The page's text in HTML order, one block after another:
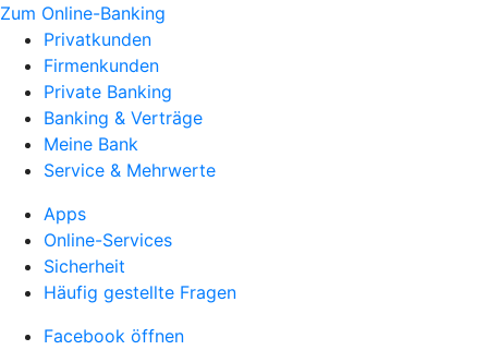
Zum Online-Banking
Privatkunden
Firmenkunden
Private Banking
Banking & Verträge
Meine Bank
Service & Mehrwerte
Apps
Online-Services
Sicherheit
Häufig gestellte Fragen
Facebook öffnen